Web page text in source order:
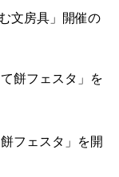
文房具」開催の
フェスタ」を開